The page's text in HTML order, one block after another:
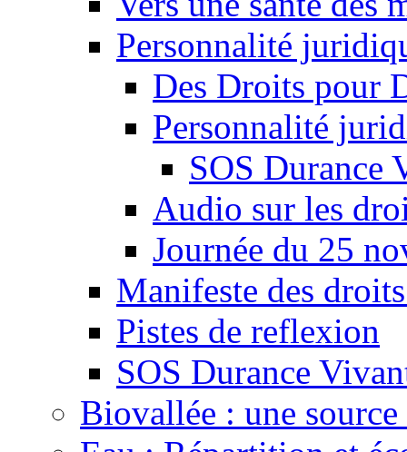
Personnalité
Des Droits pour
Personnalité
SOS Durance
Audio sur les
Journée du 25
Manifeste des
Pistes de reflexion
SOS Durance
Biovallée : une